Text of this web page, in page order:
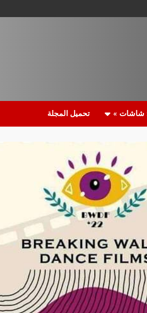
شاشات » تحميل المجلة